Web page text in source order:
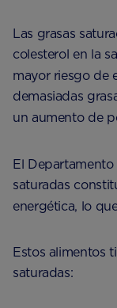
Las grasas
colesterol en la
mayor riesgo de
demasiadas
un aumento de
El
saturadas
energética, lo
Estos alimentos
saturadas: